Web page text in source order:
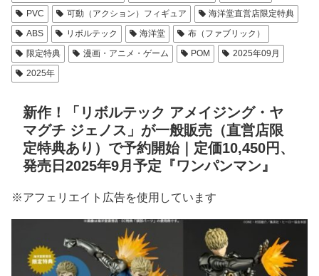
PVC
可動（アクション）フィギュア
海洋堂直営店限定特典
ABS
リボルテック 海洋堂
布（ファブリック）
限定特典
漫画・アニメ・ゲーム POM
2025年09月
2025年
新作！「リボルテック アメイジング・ヤ
マグチ ジェノス」が一般販売（直営店限
定特典あり）で予約開始｜定価10,450円、
発売日2025年9月予定『ワンパンマン』
※アフェリエイト広告を使用しています